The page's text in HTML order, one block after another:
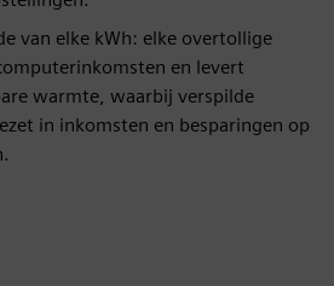
van elke kWh: elke overtollige
en levert
warmte, waarbij verspilde
in inkomsten en besparingen op